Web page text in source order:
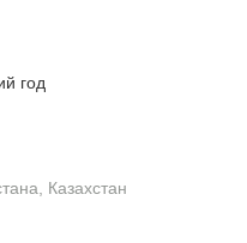
год
Казахстан